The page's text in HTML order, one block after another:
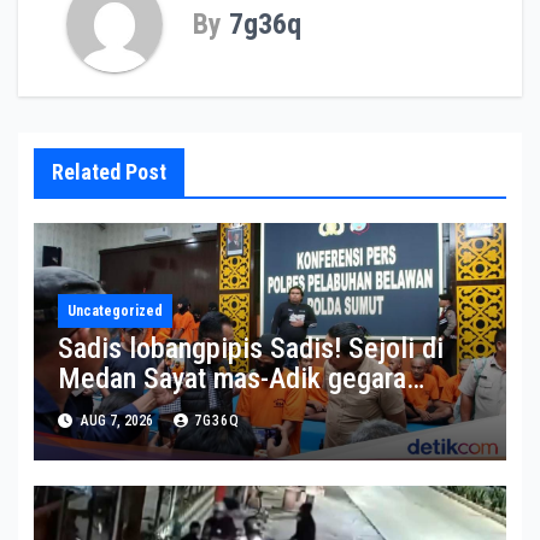
By 7g36q
Related Post
Uncategorized
Sadis lobangpipis Sadis! Sejoli di
Medan Sayat mas-Adik gegara
Diejek Muka Aspal
AUG 7, 2026 7G36Q